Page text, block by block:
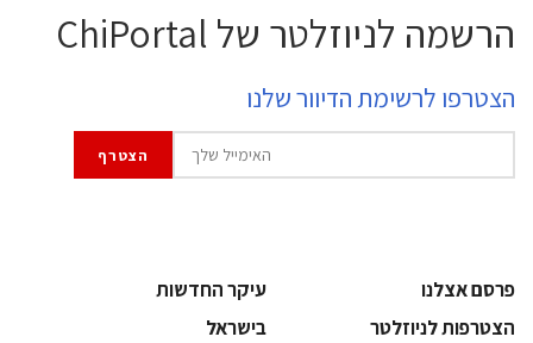
הרשמה לניוזלטר של ChiPortal
הצטרפו לרשימת הדיוור שלנו
פרסם אצלנו
עיקר החדשות
הצטרפות לניוזלטר
בישראל